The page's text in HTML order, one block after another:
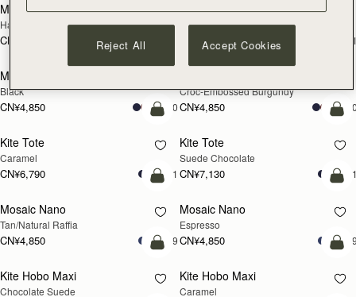
新品上市
Mosaic Cabas
Hazelnut
CN¥5,650
新品上市
Mosaic Cabas
Black
CN¥5,650
加入购物车
Mini Tote
Black
CN¥4,850 +10
加
Croc-Embossed Burgundy
CN¥4,850
加入购物车
Kite Tote
Caramel
CN¥6,790 +1
加
Kite Tote
Suede Chocolate
CN¥7,130
预售
预售
Mosaic Nano
Tan/Natural Raffia
CN¥4,850 +9
加
Mosaic Nano
Espresso
CN¥4,850
加入购物车
Kite Hobo Maxi
Chocolate Suede
加
Kite Hobo Maxi
Caramel
Reject All Accept Cookies